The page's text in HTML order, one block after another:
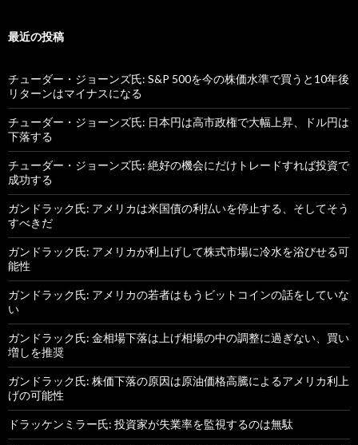
最近の投稿
チューダー・ジョーンズ氏: S&P 500を今の株価水準で買うと10年後
リターンはマイナスになる
チューダー・ジョーンズ氏: 日本円は高市政権で大幅上昇、ドル円は
下落する
チューダー・ジョーンズ氏: 絶好の機会にだけトレードすれば投資で
成功する
ガンドラック氏: アメリカは米国債の利払いを停止する、そしてそう
すべきだ
ガンドラック氏: アメリカが利上げして株式市場に冷水を浴びせる可
能性
ガンドラック氏: アメリカの若者はもうビットコインの話をしていな
い
ガンドラック氏: 金相場下落は上げ相場の中の調整に過ぎない、買い
増しを推奨
ガンドラック氏: 株価下落の原因は原油価格高騰によるアメリカ利上
げの可能性
ドラッケンミラー氏: 投資家が失業率を監視するのは無駄